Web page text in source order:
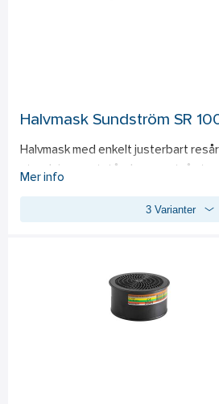
Halvmask Sundström SR
Halvmask med enkelt justerbart
utandningsmotstånd genom två
Mer info
3 Varianter